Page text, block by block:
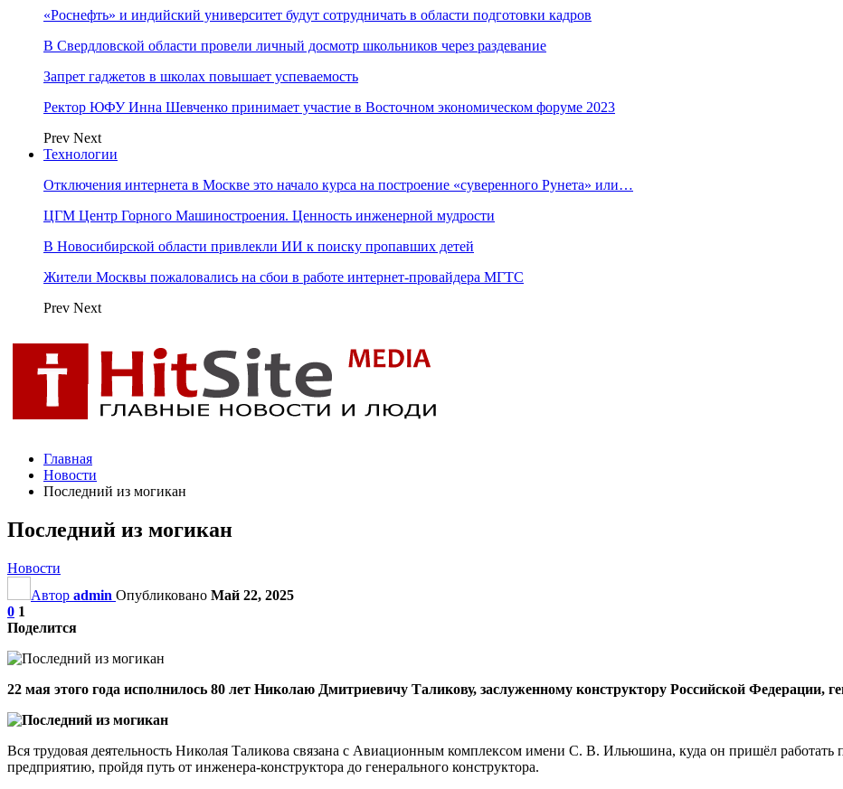
«Роснефть» и индийский университет будут сотрудничать в области подготовки кадров
В Свердловской области провели личный досмотр школьников через раздевание
Запрет гаджетов в школах повышает успеваемость
Ректор ЮФУ Инна Шевченко принимает участие в Восточном экономическом форуме 2023
Prev Next
Технологии
Отключения интернета в Москве это начало курса на построение «суверенного Рунета» или…
ЦГМ Центр Горного Машиностроения. Ценность инженерной мудрости
В Новосибирской области привлекли ИИ к поиску пропавших детей
Жители Москвы пожаловались на сбои в работе интернет-провайдера МГТС
Prev Next
Главная
Новости
Последний из могикан
Последний из могикан
Новости
Автор admin Опубликовано Май 22, 2025
0 1
Поделится
22 мая этого года исполнилось 80 лет Николаю Дмитриевичу Таликову, заслуженному конструктору Российской Федерации,
Вся трудовая деятельность Николая Таликова связана с Авиационным комплексом имени С. В. Ильюшина, куда он пришёл
предприятию, пройдя путь от инженера-конструктора до генерального конструктора.